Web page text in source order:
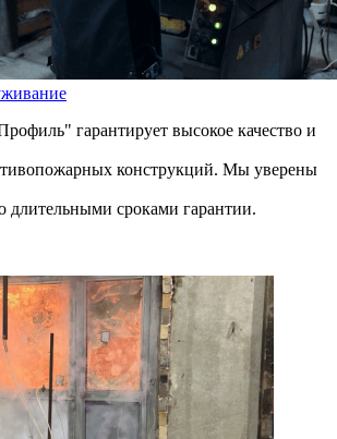
гарантирует высокое качество и
конструкций. Мы уверены
длительными сроками гарантии.